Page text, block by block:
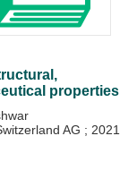
properties
AG ; 2021